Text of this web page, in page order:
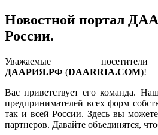
Новостной портал
России.
Уважаемые
ДААРИЯ.РФ (DAARRIA.COM)!
Вас приветствует его команда.
предпринимателей всех форм
так и всей России. Здесь вы
партнеров. Давайте объединятся,